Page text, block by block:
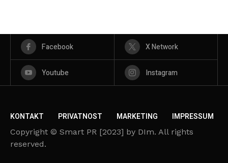
Facebook X Network
Youtube Instagram
KONTAKT PRIVATNOST MARKETING IMPRESSUM
Copyright © Smart PR [2023] by DIm. All rights
reserved.